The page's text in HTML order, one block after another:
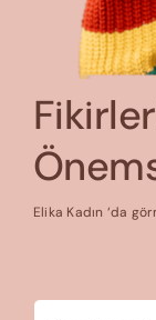
Elika Kadın ‘da